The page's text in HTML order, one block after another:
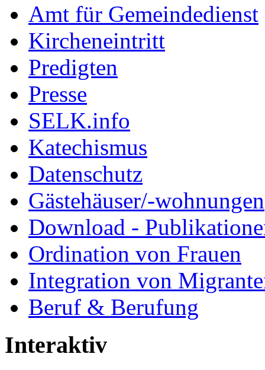
Amt für Gemeindedienst
Kircheneintritt
Predigten
Presse
SELK.info
Katechismus
Datenschutz
Gästehäuser/-wohnungen
Download -
Ordination von Frauen
Integration von
Beruf & Berufung
Interaktiv